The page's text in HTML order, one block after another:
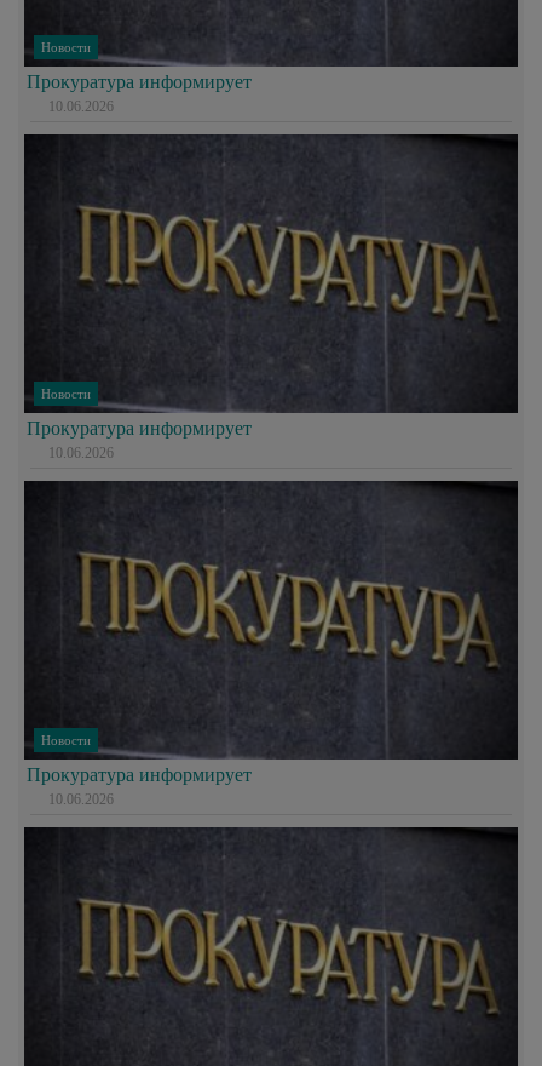
Новости
Прокуратура информирует
10.06.2026
Новости
Прокуратура информирует
10.06.2026
Новости
Прокуратура информирует
10.06.2026